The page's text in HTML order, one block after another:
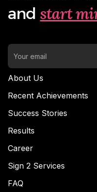
and start
About Us
Recent Achievements
Success Stories
Results
Career
Sign 2 Services
FAQ